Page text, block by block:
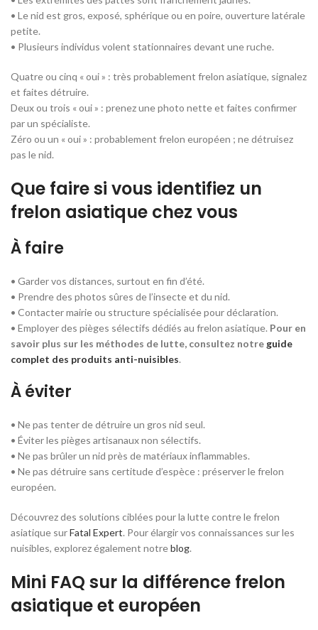
• Le nid est gros, exposé, sphérique ou en poire, ouverture latérale
petite.
• Plusieurs individus volent stationnaires devant une ruche.
Quatre ou cinq « oui » : très probablement frelon asiatique, signalez
et faites détruire.
Deux ou trois « oui » : prenez une photo nette et faites confirmer
par un spécialiste.
Zéro ou un « oui » : probablement frelon européen ; ne détruisez
pas le nid.
Que faire si vous identifiez un
frelon asiatique chez vous
À faire
• Garder vos distances, surtout en fin d’été.
• Prendre des photos sûres de l’insecte et du nid.
• Contacter mairie ou structure spécialisée pour déclaration.
• Employer des pièges sélectifs dédiés au frelon asiatique. Pour en
savoir plus sur les méthodes de lutte, consultez notre guide
complet des produits anti-nuisibles.
À éviter
• Ne pas tenter de détruire un gros nid seul.
• Éviter les pièges artisanaux non sélectifs.
• Ne pas brûler un nid près de matériaux inflammables.
• Ne pas détruire sans certitude d’espèce : préserver le frelon
européen.
Découvrez des solutions ciblées pour la lutte contre le frelon
asiatique surFatal Expert. Pour élargir vos connaissances sur les
nuisibles, explorez également notreblog.
Mini FAQ sur la différence frelon
asiatique et européen